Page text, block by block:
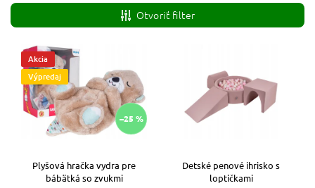
Najlacnejšie
Najdrahšie
Abecedne
Otvoriť filter
Akcia
Výpredaj
–25 %
Plyšová hračka vydra pre
bábätká so zvukmi
Detské penové ihrisko s
loptičkami